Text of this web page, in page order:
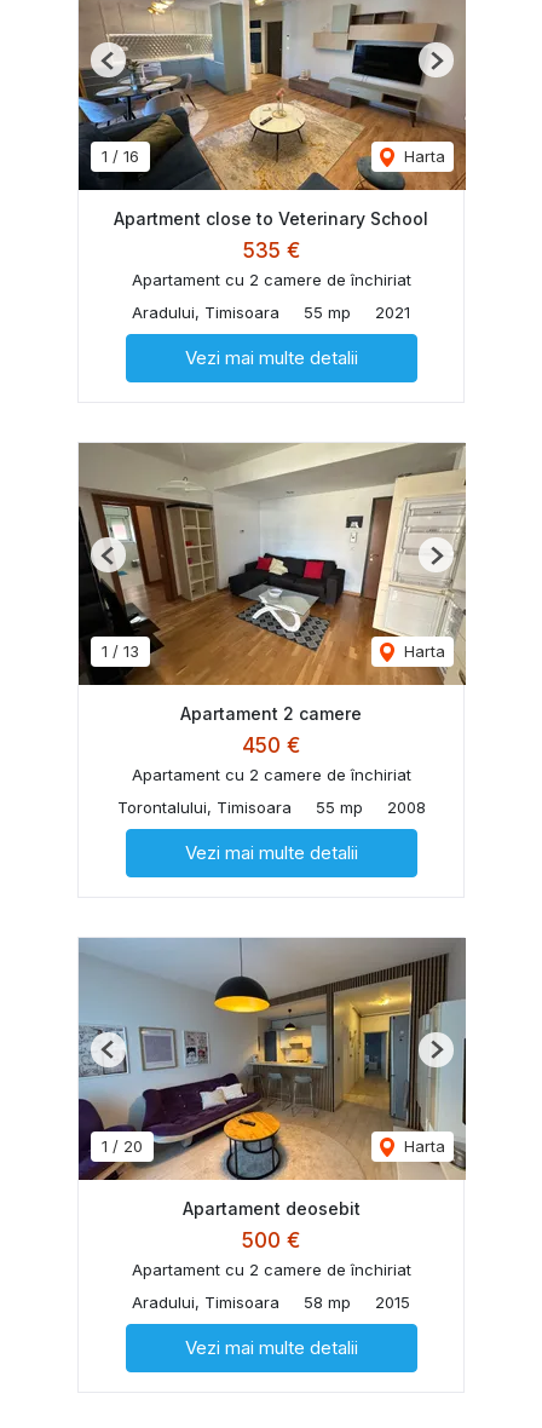
1 / 16 Harta
Previous Next
Apartment close to Veterinary School
535 €
Apartament cu 2 camere de închiriat
Aradului, Timisoara
55 mp 2021
Vezi mai multe detalii
1 / 13 Harta
Previous Next
Apartament 2 camere
450 €
Apartament cu 2 camere de închiriat
Torontalului, Timisoara
55 mp 2008
Vezi mai multe detalii
1 / 20 Harta
Previous Next
Apartament deosebit
500 €
Apartament cu 2 camere de închiriat
Aradului, Timisoara
58 mp 2015
Vezi mai multe detalii